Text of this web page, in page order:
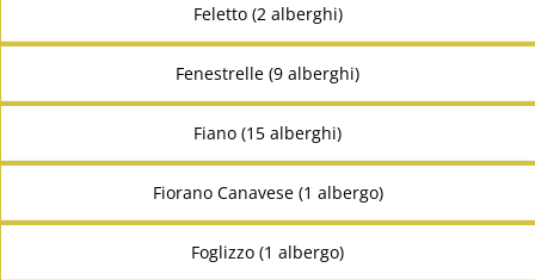
Feletto (2 alberghi)
Fenestrelle (9 alberghi)
Fiano (15 alberghi)
Fiorano Canavese (1 albergo)
Foglizzo (1 albergo)